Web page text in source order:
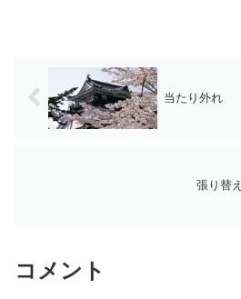
当たり外れ
張り替え
コメント